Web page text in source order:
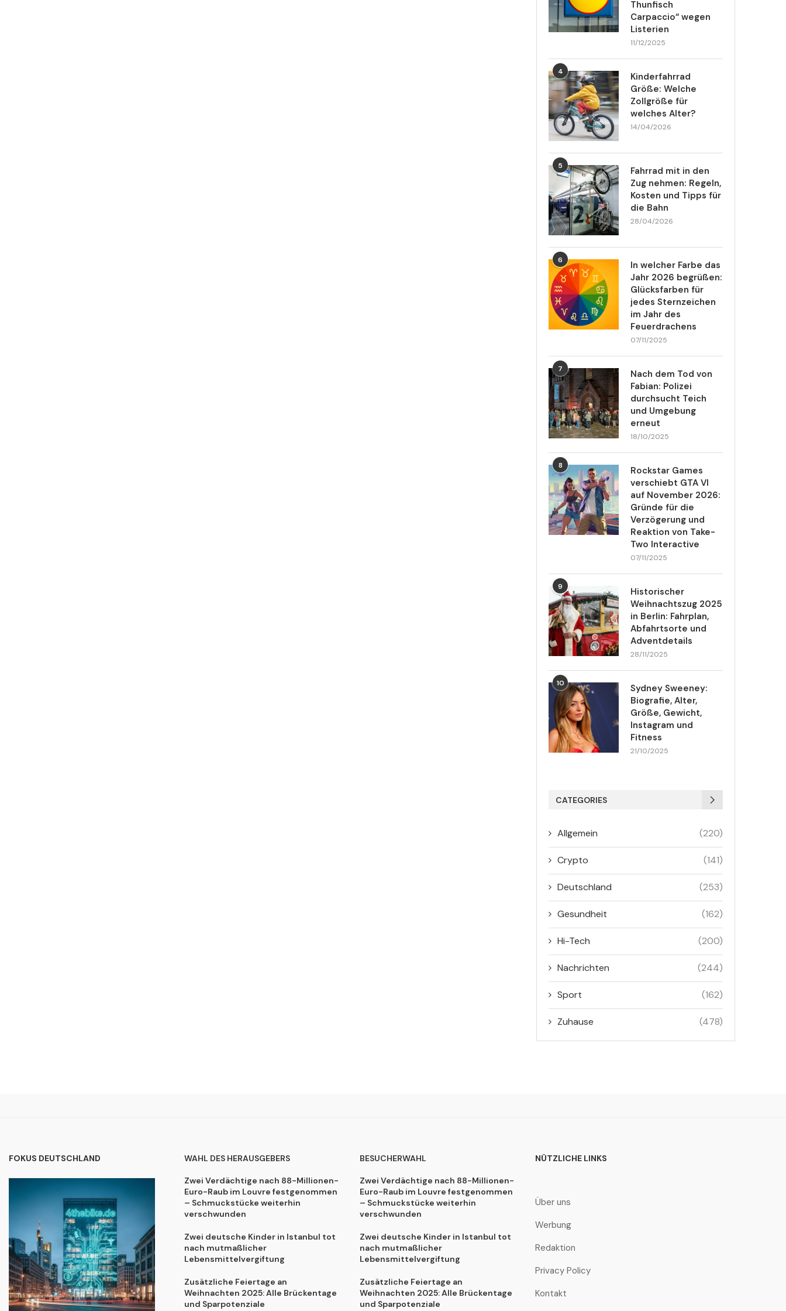
Thunfisch
Carpaccio“ wegen
Listerien
11/12/2025
4
Kinderfahrrad
Größe: Welche
Zollgröße für
welches Alter?
14/04/2026
5
Fahrrad mit in den
Zug nehmen: Regeln,
Kosten und Tipps für
die Bahn
28/04/2026
6
In welcher Farbe das
Jahr 2026 begrüßen:
Glücksfarben für
jedes Sternzeichen
im Jahr des
Feuerdrachens
07/11/2025
7
Nach dem Tod von
Fabian: Polizei
durchsucht Teich
und Umgebung
erneut
18/10/2025
8
Rockstar Games
verschiebt GTA VI
auf November 2026:
Gründe für die
Verzögerung und
Reaktion von Take-
Two Interactive
07/11/2025
9
Historischer
Weihnachtszug 2025
in Berlin: Fahrplan,
Abfahrtsorte und
Adventdetails
28/11/2025
10
Sydney Sweeney:
Biografie, Alter,
Größe, Gewicht,
Instagram und
Fitness
21/10/2025
CATEGORIES
Allgemein (220)
Crypto (141)
Deutschland (253)
Gesundheit (162)
Hi-Tech (200)
Nachrichten (244)
Sport (162)
Zuhause (478)
FOKUS DEUTSCHLAND WAHL DES HERAUSGEBERS
Zwei Verdächtige nach 88-Millionen-
Euro-Raub im Louvre festgenommen
– Schmuckstücke weiterhin
verschwunden
Zwei deutsche Kinder in Istanbul tot
nach mutmaßlicher
Lebensmittelvergiftung
Zusätzliche Feiertage an
Weihnachten 2025: Alle Brückentage
und Sparpotenziale
BESUCHERWAHL
Zwei Verdächtige nach 88-Millionen-
Euro-Raub im Louvre festgenommen
– Schmuckstücke weiterhin
verschwunden
Zwei deutsche Kinder in Istanbul tot
nach mutmaßlicher
Lebensmittelvergiftung
Zusätzliche Feiertage an
Weihnachten 2025: Alle Brückentage
und Sparpotenziale
NÜTZLICHE LINKS
Über uns
Werbung
Redaktion
Privacy Policy
Kontakt